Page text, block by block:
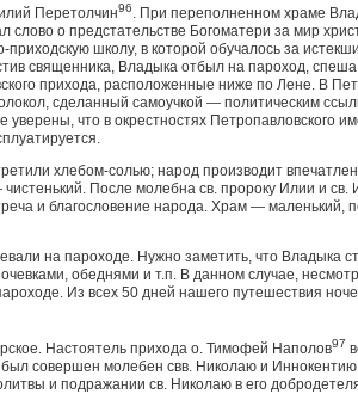
Перетолчин96. При переполненном храме
слово о предстательстве Богоматери за мир
приходскую школу, в которой обучалось за
священника, Владыка отбыл на пароход, спеша
прихода, расположенные ниже по Лене. В
сделанный самоучкой — политическим
уверены, что в окрестностях Петропавловского
хлебом-солью; народ производит
После молебна св. пророку Илии и св.
и благословение народа. Храм — маленький,
на пароходе. Нужно заметить, что Владыка
обеднями и т.п. В данном случае,
Из всех 50 дней нашего путешествия
Настоятель прихода о. Тимофей Наполов97
совершен молебен свв. Николаю и Иннокентию
и подражании св. Николаю в его